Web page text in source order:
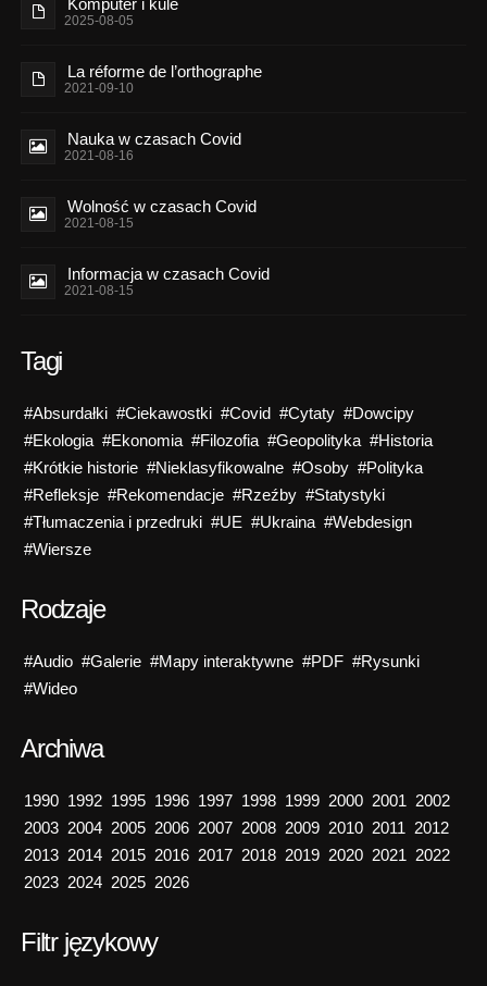
Komputer i kule
2025-08-05
La réforme de l’orthographe
2021-09-10
Nauka w czasach Covid
2021-08-16
Wolność w czasach Covid
2021-08-15
Informacja w czasach Covid
2021-08-15
Tagi
#Absurdałki #Ciekawostki #Covid #Cytaty #Dowcipy
#Ekologia #Ekonomia #Filozofia #Geopolityka #Historia
#Krótkie historie #Nieklasyfikowalne #Osoby #Polityka
#Refleksje #Rekomendacje #Rzeźby #Statystyki
#Tłumaczenia i przedruki #UE #Ukraina #Webdesign
#Wiersze
Rodzaje
#Audio #Galerie #Mapy interaktywne #PDF #Rysunki
#Wideo
Archiwa
1990 1992 1995 1996 1997 1998 1999 2000 2001 2002
2003 2004 2005 2006 2007 2008 2009 2010 2011 2012
2013 2014 2015 2016 2017 2018 2019 2020 2021 2022
2023 2024 2025 2026
Filtr językowy